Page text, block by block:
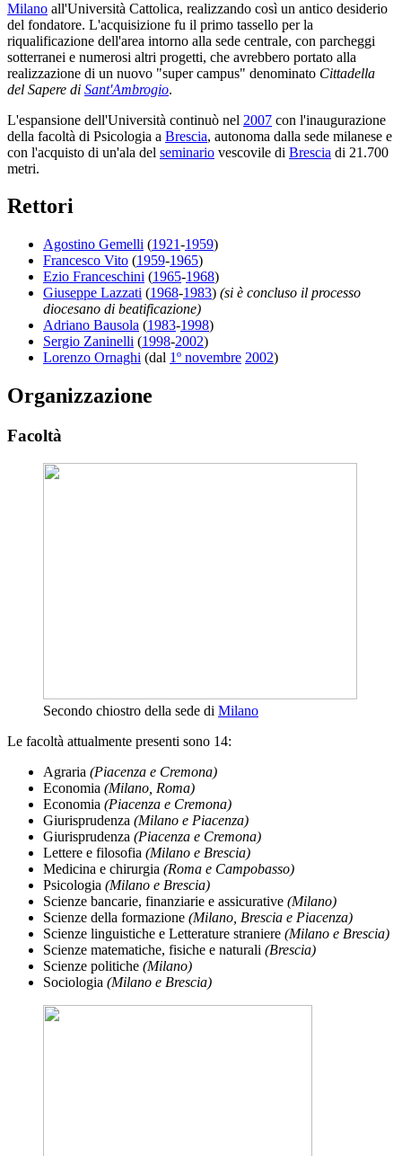
Milano all'Università Cattolica, realizzando così un antico desiderio
del fondatore. L'acquisizione fu il primo tassello per la
riqualificazione dell'area intorno alla sede centrale, con parcheggi
sotterranei e numerosi altri progetti, che avrebbero portato alla
realizzazione di un nuovo "super campus" denominato Cittadella
del Sapere di Sant'Ambrogio.
L'espansione dell'Università continuò nel 2007 con l'inaugurazione
della facoltà di Psicologia a Brescia, autonoma dalla sede milanese e
con l'acquisto di un'ala del seminario vescovile di Brescia di 21.700
metri.
Rettori
Agostino Gemelli (1921-1959)
Francesco Vito (1959-1965)
Ezio Franceschini (1965-1968)
Giuseppe Lazzati (1968-1983) (si è concluso il processo
diocesano di beatificazione)
Adriano Bausola (1983-1998)
Sergio Zaninelli (1998-2002)
Lorenzo Ornaghi (dal 1º novembre 2002)
Organizzazione
Facoltà
Secondo chiostro della sede di Milano
Le facoltà attualmente presenti sono 14:
Agraria (Piacenza e Cremona)
Economia (Milano, Roma)
Economia (Piacenza e Cremona)
Giurisprudenza (Milano e Piacenza)
Giurisprudenza (Piacenza e Cremona)
Lettere e filosofia (Milano e Brescia)
Medicina e chirurgia (Roma e Campobasso)
Psicologia (Milano e Brescia)
Scienze bancarie, finanziarie e assicurative (Milano)
Scienze della formazione (Milano, Brescia e Piacenza)
Scienze linguistiche e Letterature straniere (Milano e Brescia)
Scienze matematiche, fisiche e naturali (Brescia)
Scienze politiche (Milano)
Sociologia (Milano e Brescia)